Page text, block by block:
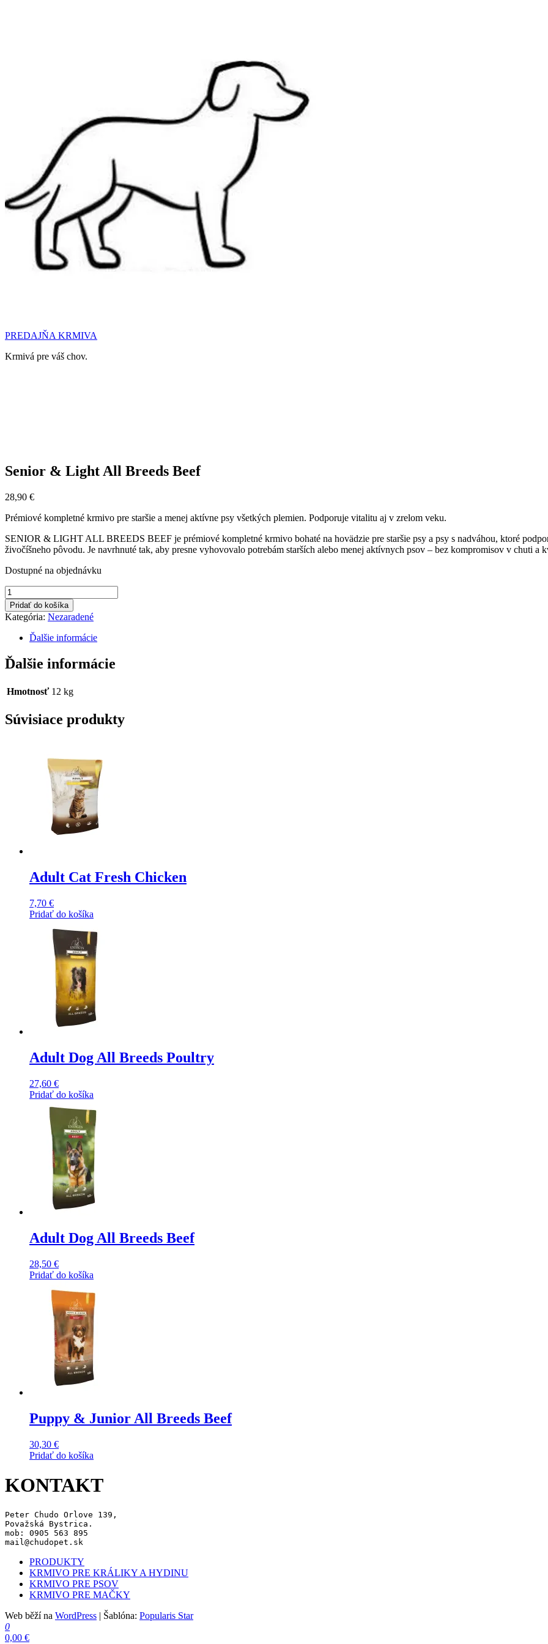
PREDAJŇA KRMIVA
Krmivá pre váš chov.
Senior & Light All Breeds Beef
28,90 €
Prémiové kompletné krmivo pre staršie a menej aktívne psy všetkých plemien. Podporuje vitalitu aj v zrelom veku.
SENIOR & LIGHT ALL BREEDS BEEF je prémiové kompletné krmivo bohaté na hovädzie pre staršie psy a psy s nadváhou, ktoré
živočíšneho pôvodu. Je navrhnuté tak, aby presne vyhovovalo potrebám starších alebo menej aktívnych psov – bez kompromisov v chuti a
Dostupné na objednávku
množstvo
Senior
&
Light
Breeds
Beef
Pridať do košíka
Kategória: Nezaradené
Ďalšie informácie
Ďalšie informácie
Hmotnosť 12 kg
Súvisiace produkty
Adult Cat Fresh Chicken
7,70 €
Pridať do košíka
Adult Dog All Breeds Poultry
27,60 €
Pridať do košíka
Adult Dog All Breeds Beef
28,50 €
Pridať do košíka
Puppy & Junior All Breeds Beef
30,30 €
Pridať do košíka
KONTAKT
Peter Chudo Orlove 139,
Považská Bystrica.
mob: 0905 563 895
mail@chudopet.sk
PRODUKTY
KRMIVO PRE KRÁLIKY A HYDINU
KRMIVO PRE PSOV
KRMIVO PRE MAČKY
Web běží na WordPress | Šablóna: Popularis Star
0
0,00 €